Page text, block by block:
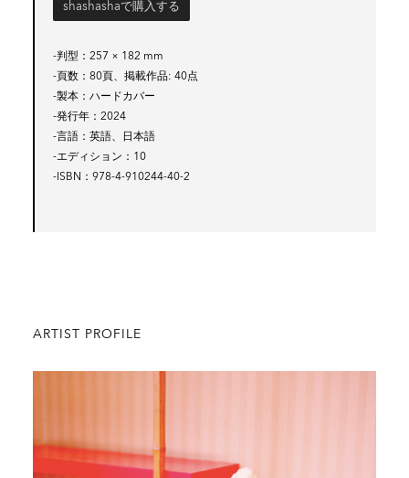
shashashaで購入する
-判型
257 × 182 mm
-頁数
80頁、掲載作品: 40点
-製本
ハードカバー
-発行年
2024
-言語
英語、日本語
-エディション
10
-ISBN
978-4-910244-40-2
ARTIST PROFILE